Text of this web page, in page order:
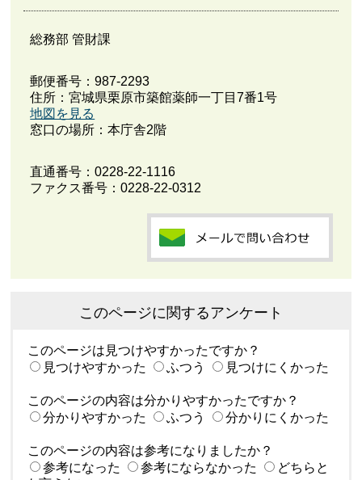
総務部 管財課
郵便番号：987-2293
住所：宮城県栗原市築館薬師一丁目7番1号
地図を見る
窓口の場所：本庁舎2階
直通番号：0228-22-1116
ファクス番号：0228-22-0312
このページに関するアンケート
このページは見つけやすかったですか？
見つけやすかった
ふつう 見つけにくかった
このページの内容は分かりやすかったですか？
分かりやすかった
ふつう 分かりにくかった
このページの内容は参考になりましたか？
参考になった
参考にならなかった
どちらと